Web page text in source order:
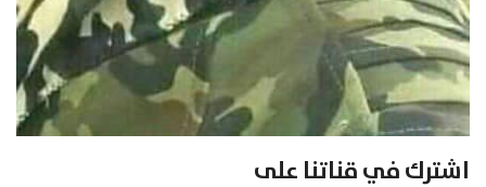
اشترك في قناتنا على